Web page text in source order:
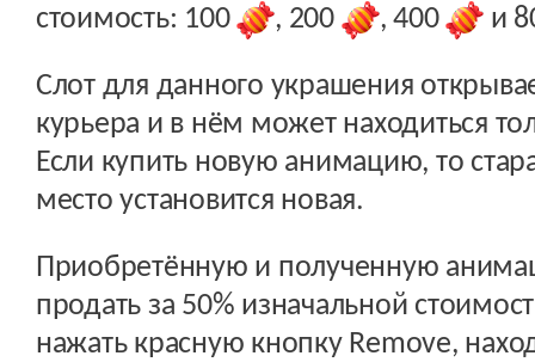
стоимость: 100
, 200 , 400 и
Слот для данного украшения
курьера и в нём может находиться
Если купить новую анимацию, то
место установится новая.
Приобретённую и полученную
продать за 50% изначальной
нажать красную кнопку Remove,